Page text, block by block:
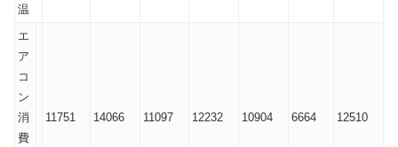
温
エ
ア
コ
ン
消
費
11751 14066 11097 12232 10904 6664 12510